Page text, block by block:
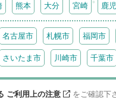
熊本 大分 宮崎 鹿
名古屋市 札幌市 福岡市
さいたま市 川崎市 千葉市
ご利用上の注意
をご確認下